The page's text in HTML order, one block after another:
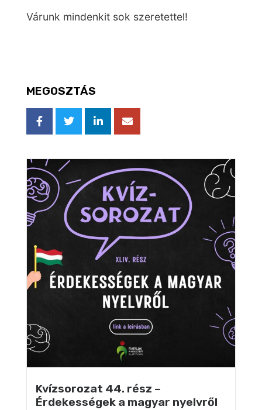
Várunk mindenkit sok szeretettel!
MEGOSZTÁS
Kvízsorozat 44. rész –
Érdekességek a magyar nyelvről